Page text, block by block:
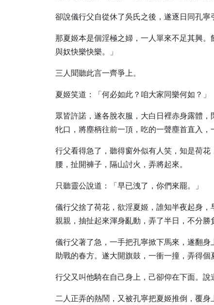
卻說儀行父自從休了吳氏之後，遂逐日同孔寧
那夏姬本是個淫極之婦，一人單來不足其興
與奴快樂快樂。」
三人聞聽此言一齊爭上。
夏姬笑道：「何必如此？咱大家同樂何如？」
眾皆許諾，遂各脫衣服，大白日裡赤身露體
牝口，將塵柄往前一頂，吃的一聲塵首直入，
行父看得急了，聽得窗外似有人笑，知是荷
腰，扯開褲子，隔山討火，弄將起來。
只聽靈公說道：「早已洩了，你們來罷。」
儀行父捨了荷花，欲淫夏姬，誰知半夜起身
親親，抽扯起來渾身亂動，弄了半日，不分勝
儀行父著了急，一手把孔寧掀下馬來，遂翻
助戰的春方。遂大開旗鼓，一衝一撞，弄得個
行父又叫他騎在自己身上，己卻仰在下面。說
二人正弄的熱鬧，又被孔寧把夏姬推倒，覆